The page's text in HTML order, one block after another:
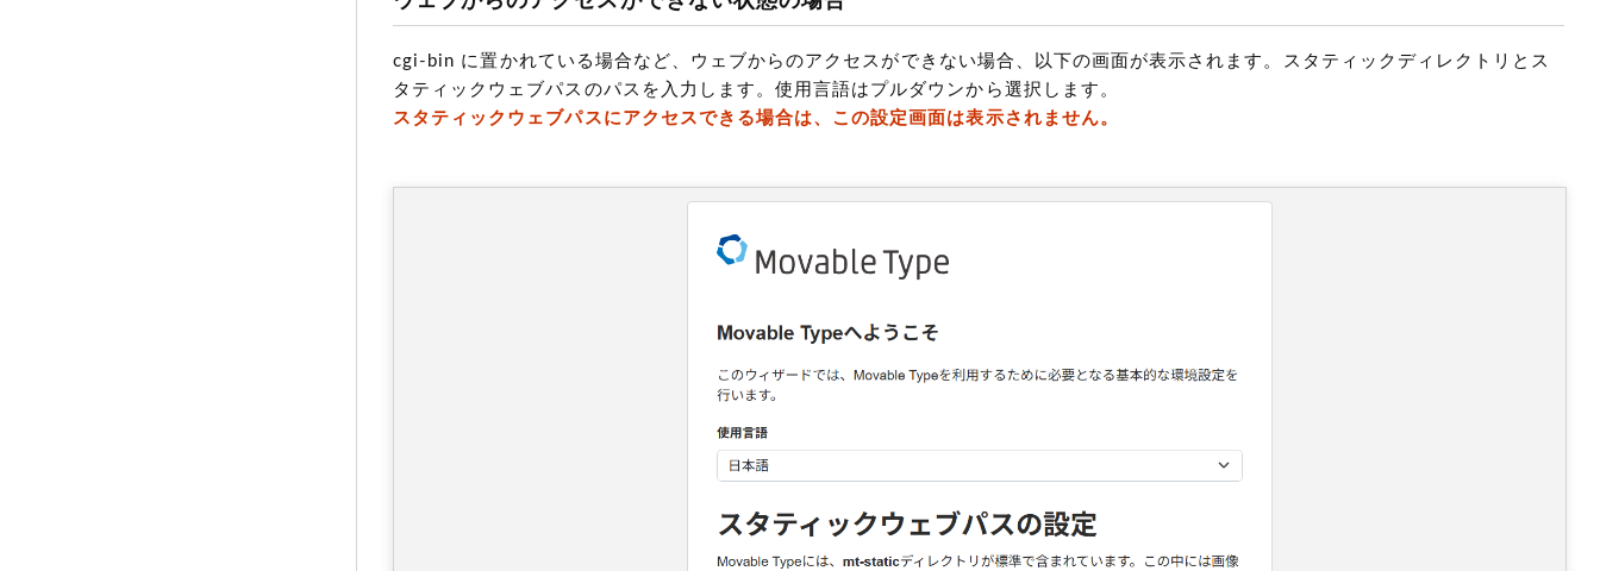
cgi-bin に置かれている場合など、ウェブからのアクセスができない場合、以下の画面が表示されます。スタティックディレクトリとス
タティックウェブパスのパスを入力します。使用言語はプルダウンから選択します。
スタティックウェブパスにアクセスできる場合は、この設定画面は表示されません。